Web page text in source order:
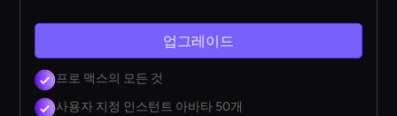
업그레이드
프로 맥스의 모든 것
사용자 지정 인스턴트 아바타 50개